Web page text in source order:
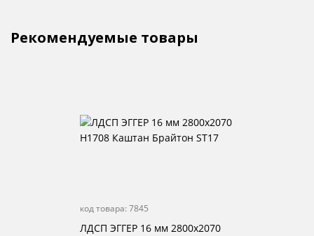
Рекомендуемые товары
код товара: 7845
ЛДСП ЭГГЕР 16 мм 2800х2070